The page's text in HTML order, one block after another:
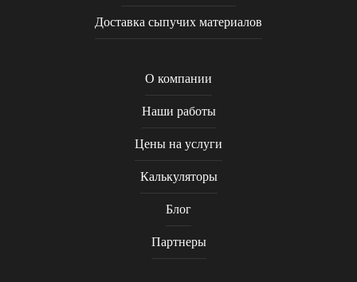
Доставка сыпучих материалов
О компании
Наши работы
Цены на услуги
Калькуляторы
Блог
Партнеры